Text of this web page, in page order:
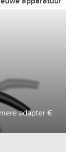
adapter €